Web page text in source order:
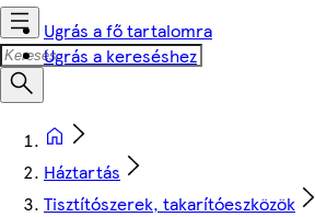
Ugrás a fő tartalomra
Ugrás a kereséshez
Háztartás
Tisztítószerek, takarítóeszközök